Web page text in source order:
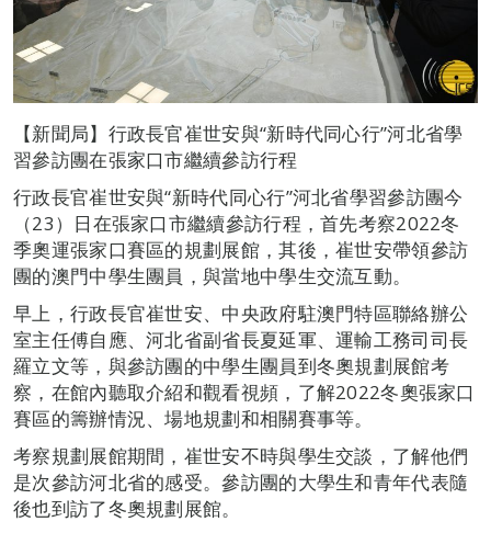
【新聞局】行政長官崔世安與“新時代同心行”河北省學
習參訪團在張家口市繼續參訪行程
行政長官崔世安與“新時代同心行”河北省學習參訪團今
（23）日在張家口市繼續參訪行程，首先考察2022冬
季奧運張家口賽區的規劃展館，其後，崔世安帶領參訪
團的澳門中學生團員，與當地中學生交流互動。
早上，行政長官崔世安、中央政府駐澳門特區聯絡辦公
室主任傅自應、河北省副省長夏延軍、運輸工務司司長
羅立文等，與參訪團的中學生團員到冬奧規劃展館考
察，在館內聽取介紹和觀看視頻，了解2022冬奧張家口
賽區的籌辦情況、場地規劃和相關賽事等。
考察規劃展館期間，崔世安不時與學生交談，了解他們
是次參訪河北省的感受。參訪團的大學生和青年代表隨
後也到訪了冬奧規劃展館。